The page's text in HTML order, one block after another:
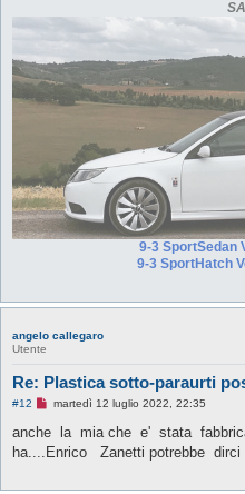
e
e
r
e
9-3 SportSedan
9-3 SportHatch
angelo callegaro
Utente
Re: Plastica sotto-paraurti
#12
M
s
a
martedì 12 luglio 2022, 22:35
anche la mia che e' stata
ha....Enrico Zanetti potrebbe